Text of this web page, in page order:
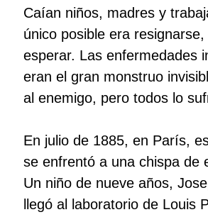
Caían niños, madres y
único posible era resignarse,
esperar. Las enfermedades
eran el gran monstruo
al enemigo, pero todos lo
En julio de 1885, en París,
se enfrentó a una chispa de
Un niño de nueve años,
llegó al laboratorio de Louis